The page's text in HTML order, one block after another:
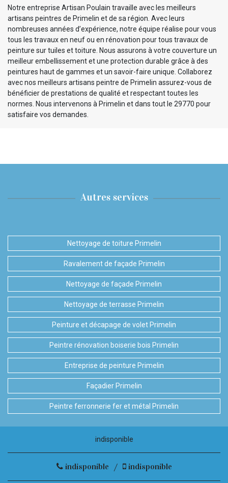
Notre entreprise Artisan Poulain travaille avec les meilleurs
artisans peintres de Primelin et de sa région. Avec leurs
nombreuses années d’expérience, notre équipe réalise pour vous
tous les travaux en neuf ou en rénovation pour tous travaux de
peinture sur tuiles et toiture. Nous assurons à votre couverture un
meilleur embellissement et une protection durable grâce à des
peintures haut de gammes et un savoir-faire unique. Collaborez
avec nos meilleurs artisans peintre de Primelin assurez-vous de
bénéficier de prestations de qualité et respectant toutes les
normes. Nous intervenons à Primelin et dans tout le 29770 pour
satisfaire vos demandes.
Autres services
Nettoyage de toiture Primelin
Ravalement de façade Primelin
Nettoyage de façade Primelin
Nettoyage de terrasse Primelin
Peinture et décapage de volet Primelin
Peintre rénovation boiserie bois Primelin
Entreprise de peinture Primelin
Façadier Primelin
Peintre ferronnerie fer et métal Primelin
indisponible
indisponible / indisponible